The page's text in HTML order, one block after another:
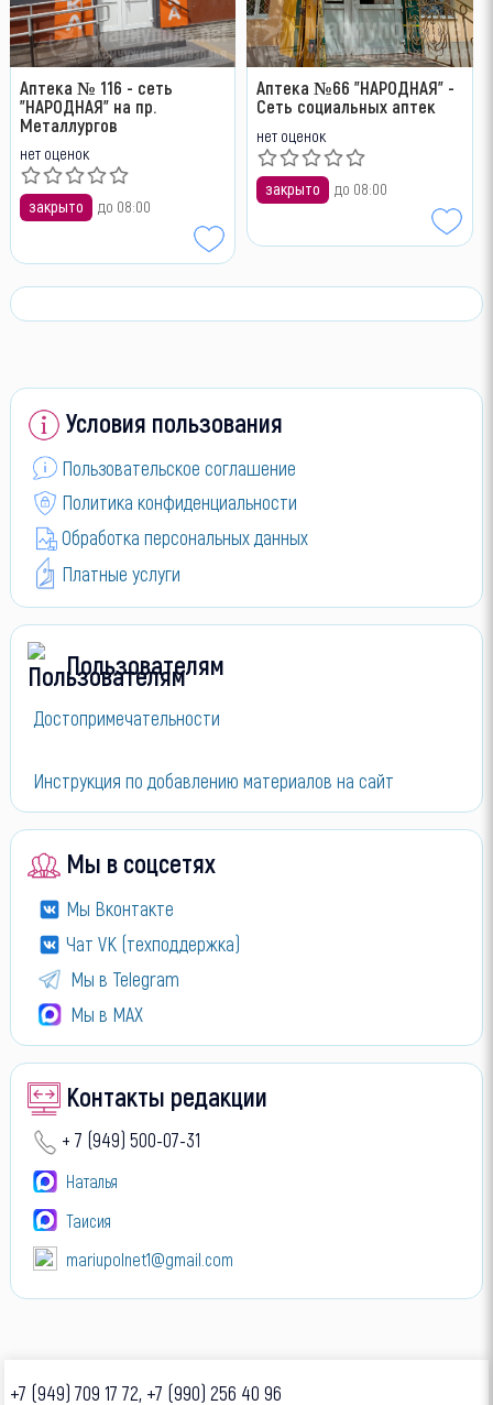
Аптека № 116 - сеть
"НАРОДНАЯ" на пр.
Металлургов
нет оценок
закрыто до 08:00
Аптека №66 "НАРОДНАЯ" -
Сеть социальных аптек
нет оценок
закрыто до 08:00
Условия пользования
Пользовательское соглашение
Политика конфиденциальности
Обработка персональных данных
Платные услуги
Пользователям
Достопримечательности
Инструкция по добавлению материалов на сайт
Мы в соцсетях
Мы Вконтакте
Чат VK (техподдержка)
Мы в Telegram
Мы в МАХ
Контакты редакции
+ 7 (949) 500-07-31
Наталья
Таисия
mariupolnet1@gmail.com
+7 (949) 709 17 72, +7 (990) 256 40 96